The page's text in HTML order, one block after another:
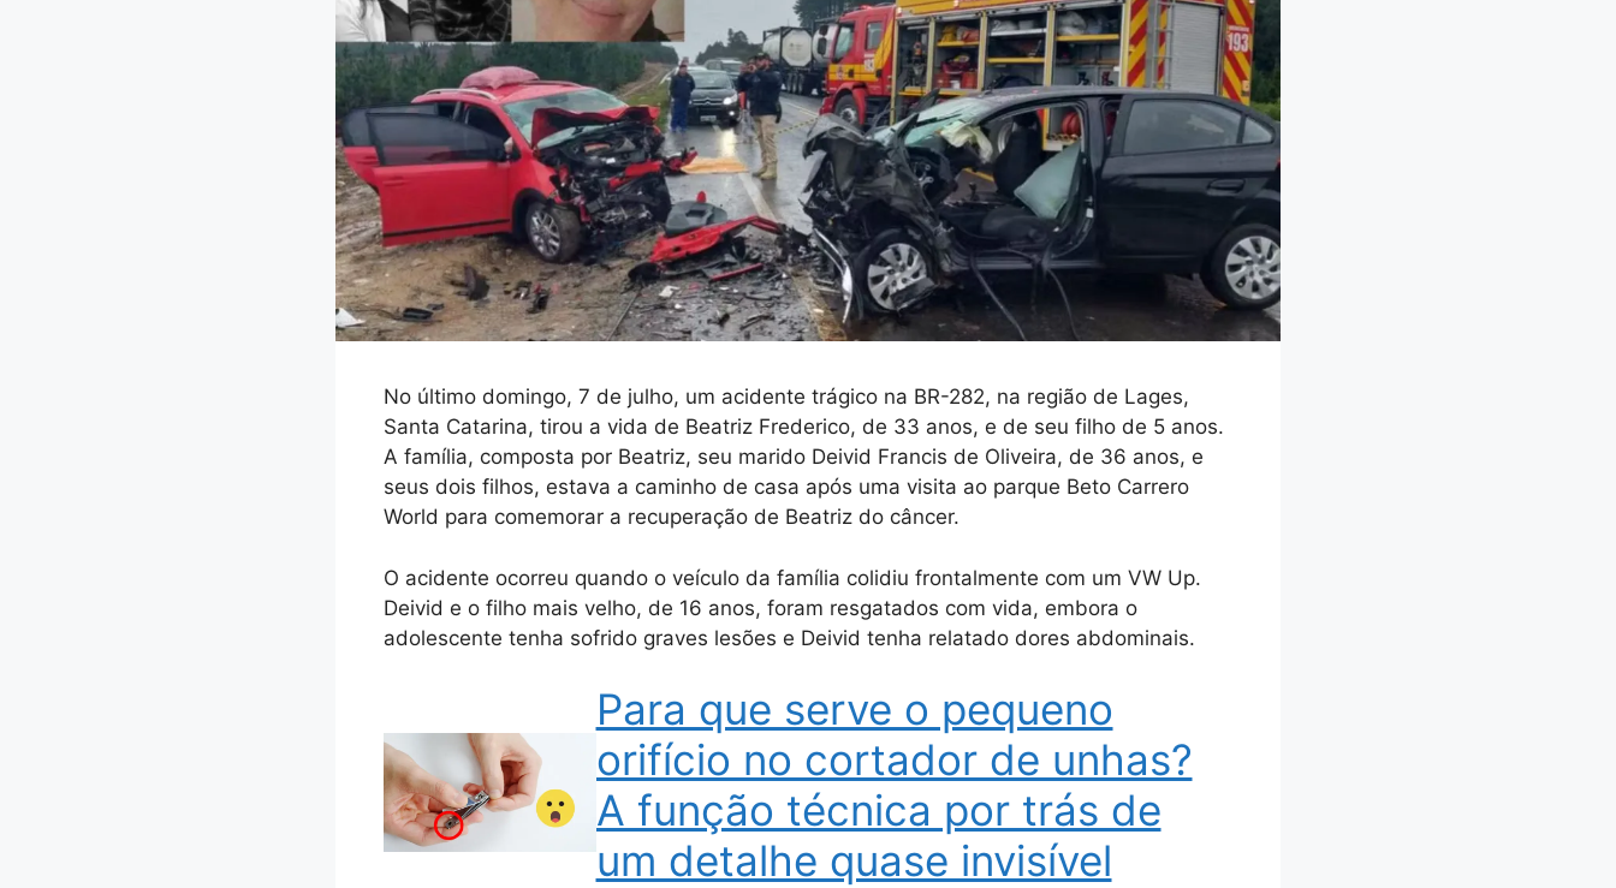
No último domingo, 7 de julho, um acidente trágico na BR-282, na região de Lages,
Santa Catarina, tirou a vida de Beatriz Frederico, de 33 anos, e de seu filho de 5 anos.
A família, composta por Beatriz, seu marido Deivid Francis de Oliveira, de 36 anos, e
seus dois filhos, estava a caminho de casa após uma visita ao parque Beto Carrero
World para comemorar a recuperação de Beatriz do câncer.
O acidente ocorreu quando o veículo da família colidiu frontalmente com um VW Up.
Deivid e o filho mais velho, de 16 anos, foram resgatados com vida, embora o
adolescente tenha sofrido graves lesões e Deivid tenha relatado dores abdominais.
Para que serve o pequeno
orifício no cortador de unhas?
A função técnica por trás de
um detalhe quase invisível